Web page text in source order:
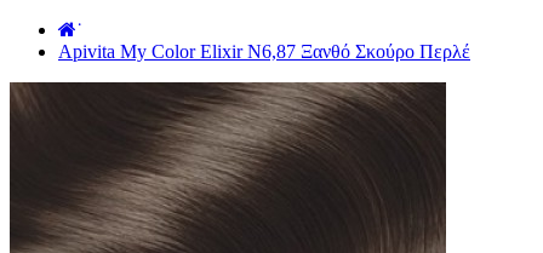
˙
Apivita My Color Elixir N6,87 Ξανθό Σκούρο Περλέ